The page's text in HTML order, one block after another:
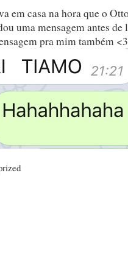
em casa na hora que o
uma mensagem antes de
pra mim também <3